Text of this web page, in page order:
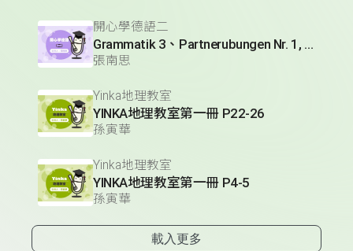
開心學德語二
Grammatik 3、Partnerubungen Nr. 1, 3、Dialog 2(1)
張南思
Yinka地理教室
YINKA地理教室第一冊 P22-26
孫寅華
Yinka地理教室
YINKA地理教室第一冊 P4-5
孫寅華
載入更多